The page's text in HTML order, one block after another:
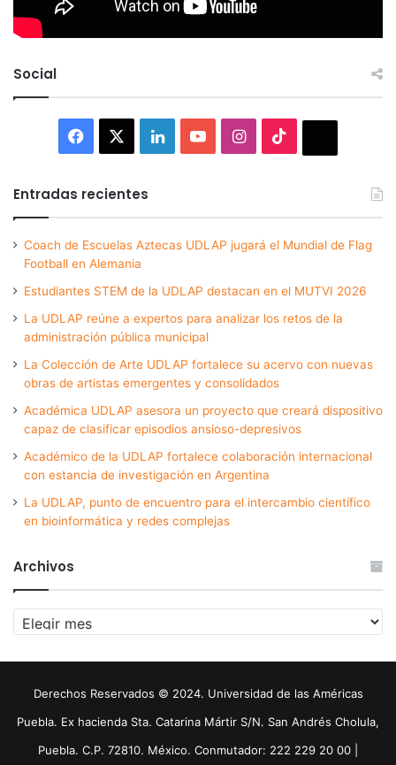
Social
Facebook LinkedInYouTubeInstagram
Entradas recientes
Coach de Escuelas Aztecas UDLAP jugará el Mundial de Flag
Football en Alemania
Estudiantes STEM de la UDLAP destacan en el MUTVI 2026
La UDLAP reúne a expertos para analizar los retos de la
administración pública municipal
La Colección de Arte UDLAP fortalece su acervo con nuevas
obras de artistas emergentes y consolidados
Académica UDLAP asesora un proyecto que creará dispositivo
capaz de clasificar episodios ansioso-depresivos
Académico de la UDLAP fortalece colaboración internacional
con estancia de investigación en Argentina
La UDLAP, punto de encuentro para el intercambio científico
en bioinformática y redes complejas
Archivos
Archivos
Derechos Reservados © 2024. Universidad de las Américas
Puebla. Ex hacienda Sta. Catarina Mártir S/N. San Andrés Cholula,
Puebla. C.P. 72810. México. Conmutador: 222 229 20 00 |